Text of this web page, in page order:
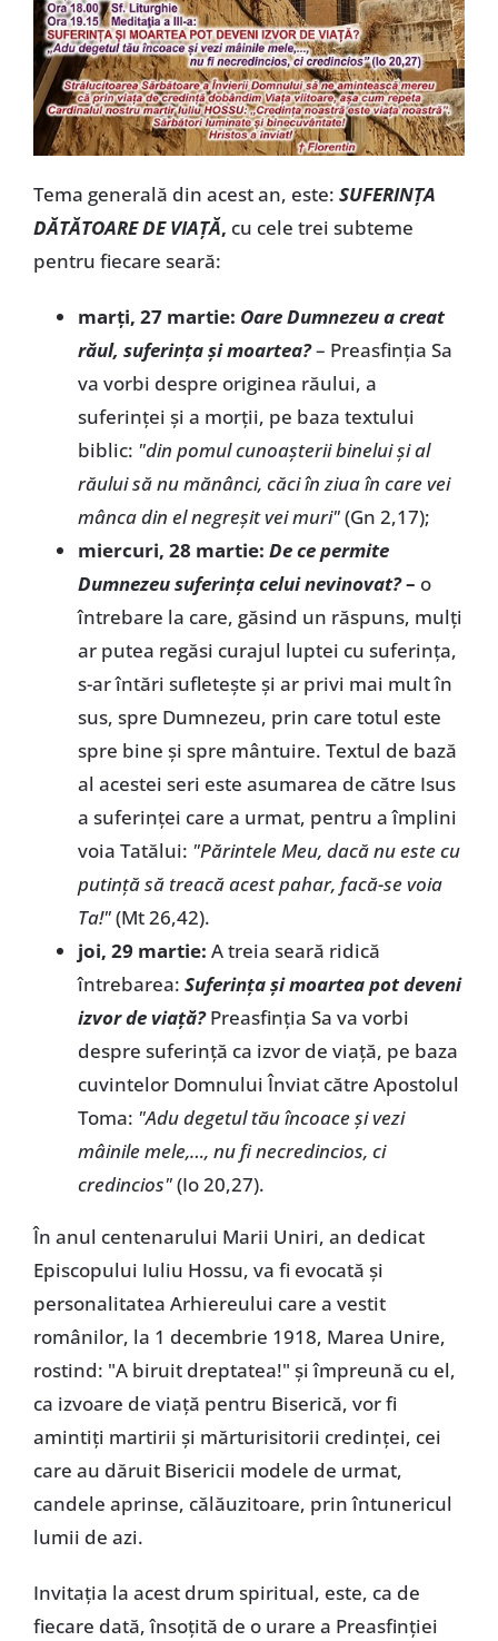
Tema generală din acest an, este: SUFERINȚA
DĂTĂTOARE DE VIAȚĂ, cu cele trei subteme
pentru fiecare seară:
marți, 27 martie: Oare Dumnezeu a creat
răul, suferința și moartea?– Preasfinția Sa
va vorbi despre originea răului, a
suferinței și a morții, pe baza textului
biblic: "din pomul cunoașterii binelui și al
răului să nu mănânci, căci în ziua în care vei
mânca din el negreșit vei muri"(Gn 2,17);
miercuri, 28 martie: De ce permite
Dumnezeu suferința celui nevinovat?– o
întrebare la care, găsind un răspuns, mulți
ar putea regăsi curajul luptei cu suferința,
s-ar întări sufletește și ar privi mai mult în
sus, spre Dumnezeu, prin care totul este
spre bine și spre mântuire. Textul de bază
al acestei seri este asumarea de către Isus
a suferinței care a urmat, pentru a împlini
voia Tatălui: "Părintele Meu, dacă nu este cu
putință să treacă acest pahar, facă-se voia
Ta!"(Mt 26,42).
joi, 29 martie: A treia seară ridică
întrebarea: Suferința și moartea pot deveni
izvor de viață? Preasfinția Sa va vorbi
despre suferință ca izvor de viață, pe baza
cuvintelor Domnului Înviat către Apostolul
Toma: "Adu degetul tău încoace și vezi
mâinile mele,…, nu fi necredincios, ci
credincios"(Io 20,27).
În anul centenarului Marii Uniri, an dedicat
Episcopului Iuliu Hossu, va fi evocată și
personalitatea Arhiereului care a vestit
românilor, la 1 decembrie 1918, Marea Unire,
rostind: "A biruit dreptatea!" și împreună cu el,
ca izvoare de viață pentru Biserică, vor fi
amintiți martirii și mărturisitorii credinței, cei
care au dăruit Bisericii modele de urmat,
candele aprinse, călăuzitoare, prin întunericul
lumii de azi.
Invitația la acest drum spiritual, este, ca de
fiecare dată, însoțită de o urare a Preasfinției